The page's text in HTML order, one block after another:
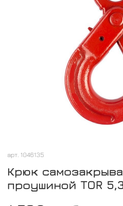
арт. 1046135
Крюк
проушиной TOR